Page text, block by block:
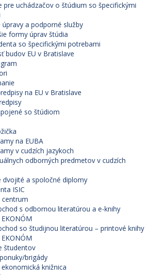
pre uchádzačov o štúdium so špecifickými
úpravy a podporné služby
formy úprav štúdia
so špecifickými potrebami
budov EU v Bratislave
na EU v Bratislave
so štúdiom
na EUBA
v cudzích jazykoch
odborných predmetov v cudzích
dvojité a spoločné diplomy
ISIC
s odbornou literatúrou a e-knihy
so študijnou literatúrou – printové knihy
študentov
brigády
knižnica